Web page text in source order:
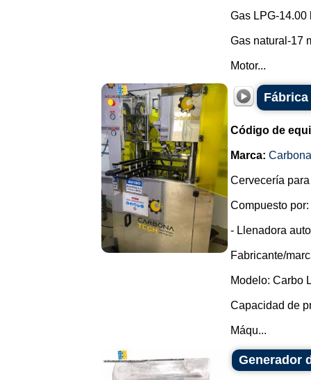
Gas LPG-14.00
Gas natural-17
Motor...
Código de
Marca:
Cervecería
Compuesto por:
- Llenadora
Fabricante/
Modelo: Carbo
Capacidad de
Máqu...
Generador